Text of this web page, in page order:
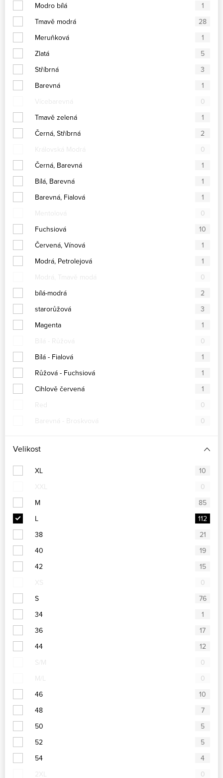
Modro bílá
1
Tmavě modrá
28
Meruňková
1
Zlatá
5
Stříbrná
3
Barevná
1
Vícebarevná
0
Tmavě zelená
1
Černá, Stříbrná
2
Královská Modrá
0
Černá, Barevná
1
Bílá, Barevná
1
Barevná, Fialová
1
Mentolová
0
Fuchsiová
10
Červená, Vínová
1
Modrá, Petrolejová
1
Modrá, Tmavě modá
0
bílá-modrá
2
starorůžová
3
Magenta
1
Bílá - Růžová
0
Bílá - Fialová
1
Růžová - Fuchsiová
1
Cihlově červená
1
Red
0
Barevná - Broskvová
0
Velikost
XL
10
XXL
0
M
85
L
112
38
21
40
19
42
15
XS
0
S
76
34
1
36
17
44
12
S/M
0
M/L
0
46
10
48
7
50
5
52
5
54
4
2XL
0